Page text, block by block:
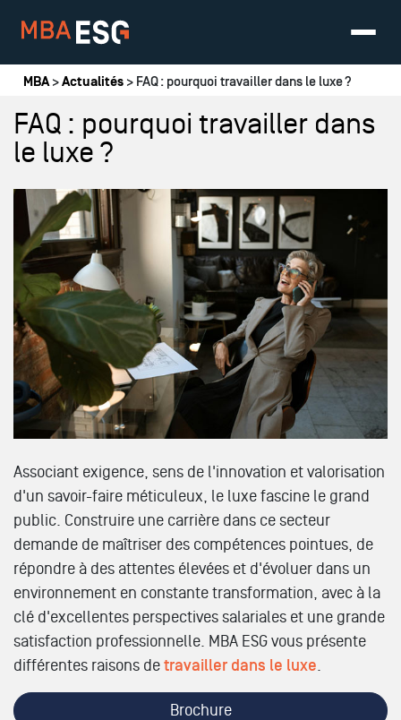
Vous êtes ici
MBA>Actualités > FAQ : pourquoi travailler dans le luxe ?
FAQ : pourquoi travailler dans
le luxe ?
Associant exigence, sens de l'innovation et valorisation
d'un savoir-faire méticuleux, le luxe fascine le grand
public. Construire une carrière dans ce secteur
demande de maîtriser des compétences pointues, de
répondre à des attentes élevées et d'évoluer dans un
environnement en constante transformation, avec à la
clé d'excellentes perspectives salariales et une grande
satisfaction professionnelle. MBA ESG vous présente
différentes raisons de travailler dans le luxe
Brochure